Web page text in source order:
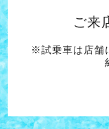
ご来
※試乗車は店舗